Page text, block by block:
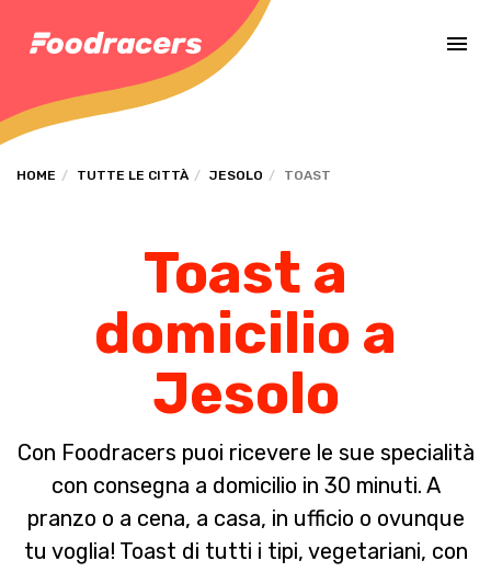
HOME TUTTE LE CITTÀ JESOLO TOAST
Toast a
domicilio a
Jesolo
Con Foodracers puoi ricevere le sue specialità
con consegna a domicilio in 30 minuti. A
pranzo o a cena, a casa, in ufficio o ovunque
tu voglia! Toast di tutti i tipi, vegetariani, con